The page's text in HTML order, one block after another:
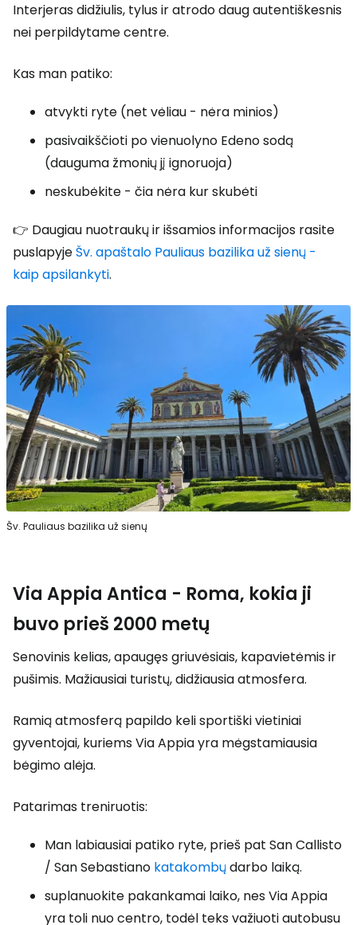
Interjeras didžiulis, tylus ir atrodo daug autentiškesnis
nei perpildytame centre.
Kas man patiko:
atvykti ryte (net vėliau - nėra minios)
pasivaikščioti po vienuolyno Edeno sodą
(dauguma žmonių jį ignoruoja)
neskubėkite - čia nėra kur skubėti
👉 Daugiau nuotraukų ir išsamios informacijos rasite
puslapyjeŠv. apaštalo Pauliaus bazilika už sienų -
kaip apsilankyti.
Šv. Pauliaus bazilika už sienų
Via Appia Antica - Roma, kokia ji
buvo prieš 2000 metų
Senovinis kelias, apaugęs griuvėsiais, kapavietėmis ir
pušimis. Mažiausiai turistų, didžiausia atmosfera.
Ramią atmosferą papildo keli sportiški vietiniai
gyventojai, kuriems Via Appia yra mėgstamiausia
bėgimo alėja.
Patarimas treniruotis:
Man labiausiai patiko ryte, prieš pat San Callisto
/ San Sebastiano katakombųdarbo laiką.
suplanuokite pakankamai laiko, nes Via Appia
yra toli nuo centro, todėl teks važiuoti autobusu